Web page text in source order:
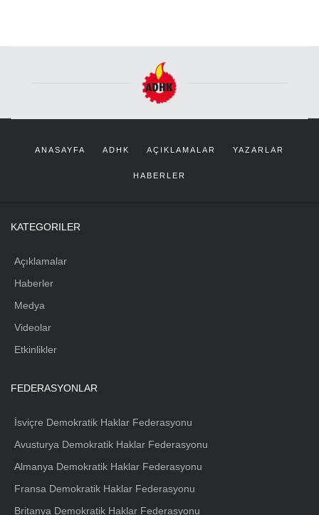
ANASAYFA ADHK AÇIKLAMALAR YAZARLAR
HABERLER
KATEGORILER
Açıklamalar
Haberler
Medya
Videolar
Etkinlikler
FEDERASYONLAR
İsviçre Demokratik Haklar Federasyonu
Avusturya Demokratik Haklar Federasyonu
Almanya Demokratik Haklar Federasyonu
Fransa Demokratik Haklar Federasyonu
Britanya Demokratik Haklar Federasyonu